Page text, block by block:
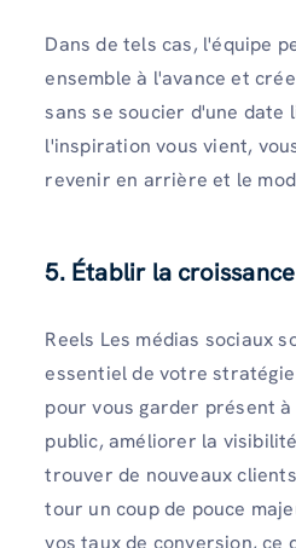
Dans de tels cas, l'équipe
ensemble à l'avance et
sans se soucier d'une date
l'inspiration vous vient,
revenir en arrière et le
5. Établir la
Reels Les médias sociaux
essentiel de votre
pour vous garder présent
public, améliorer la
trouver de nouveaux
tour un coup de pouce
vos taux de conversion, ce